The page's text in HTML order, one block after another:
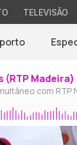
TELEVISÃO
(RTP Madeira)
com RTP